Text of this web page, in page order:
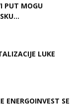
PUT MOGU
LUKE
ENERGOINVEST SE